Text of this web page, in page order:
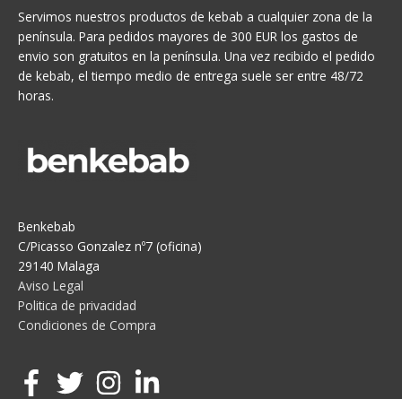
Servimos nuestros productos de kebab a cualquier zona de la
península. Para pedidos mayores de 300 EUR los gastos de
envio son gratuitos en la península. Una vez recibido el pedido
de kebab, el tiempo medio de entrega suele ser entre 48/72
horas.
Benkebab
C/Picasso Gonzalez nº7 (oficina)
29140 Malaga
Aviso Legal
Politica de privacidad
Condiciones de Compra